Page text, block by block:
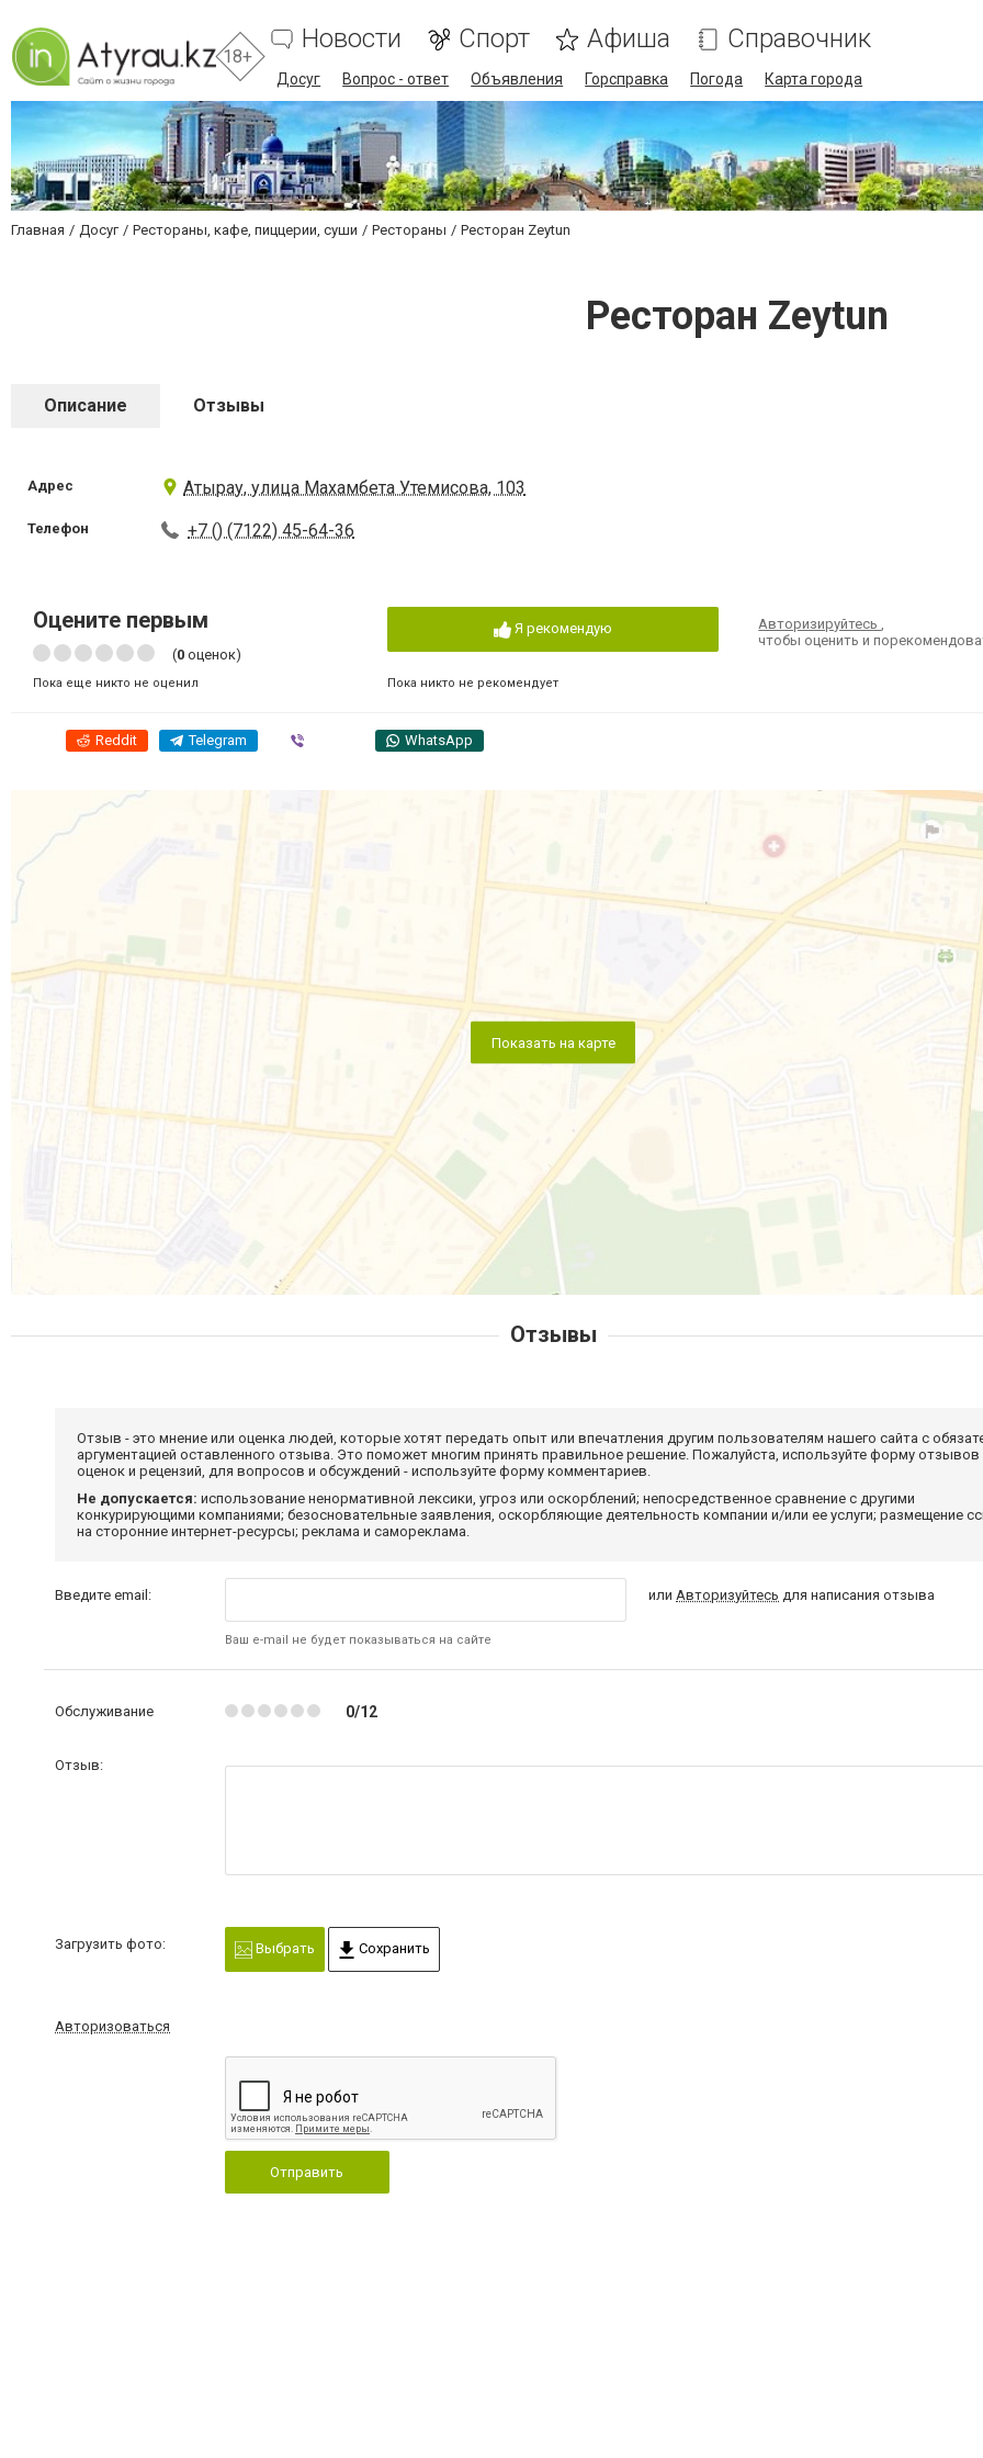
18+
Новости Спорт Афиша Справочник
Досуг Вопрос - ответ Объявления Горсправка Погода Карта города
Главная Досуг Рестораны, кафе, пиццерии, суши Рестораны Ресторан Zeytun
Ресторан Zeytun
Описание Отзывы
Адрес Атырау, улица Махамбета Утемисова, 103
Телефон +7 () (7122) 45-64-36
Оцените первым
(0 оценок)
Пока еще никто не оценил
Я рекомендую
Пока никто не рекомендует
Авторизируйтесь,
чтобы оценить и
Reddit Telegram WhatsApp
Показать на карте
Отзывы
Отзыв - это мнение или оценка людей, которые хотят передать опыт или впечатления другим пользователям нашего сайта с
аргументацией оставленного отзыва. Это поможет многим принять правильное решение. Пожалуйста, используйте форму отзывов
оценок и рецензий, для вопросов и обсуждений - используйте форму комментариев.
Не допускается: использование ненормативной лексики, угроз или оскорблений; непосредственное сравнение с другими
конкурирующими компаниями; безосновательные заявления, оскорбляющие деятельность компании и/или ее услуги; размещение
на сторонние интернет-ресурсы; реклама и самореклама.
Введите email:
Ваш e-mail не будет показываться на сайте
илиАвторизуйтесь для написания отзыва
Обслуживание 0/12
Отзыв:
Загрузить фото: Выбрать Сохранить
Авторизоваться
Отправить